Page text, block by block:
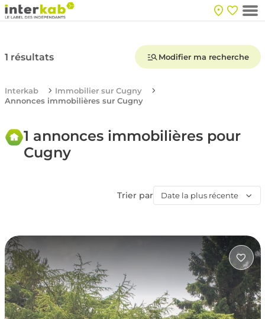
1 résultats Modifier ma recherche
Interkab
Immobilier sur Cugny
Annonces immobilières sur Cugny
1 annonces immobilières pour
Cugny
Trier par Date la plus récente